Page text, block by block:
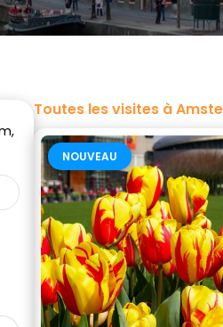
Toutes les visites à
NOUVEAU